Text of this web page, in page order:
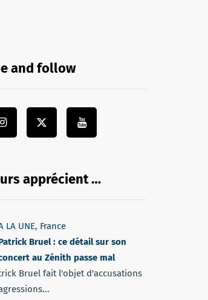
and follow
apprécient …
LA UNE, France
Bruel : ce détail sur son
au Zénith passe mal
Bruel fait l'objet d'accusations